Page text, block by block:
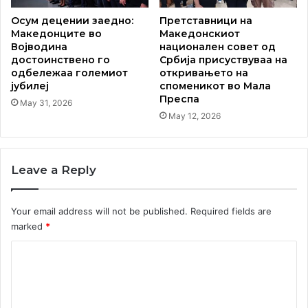
-Македонскиот Американец Стојан Христов, кој
емигрирал во САД во 1911 година, бил американски
автор, новинар, разузнавач од Втората светска војна и
претставник на државата Вермонт (1961–1962),
(1963–1972) и ја напиша книгата „Ова е мојата земја“,
која беше омилена на претседателот Френклин Д.
меѓународен адвокат кој служеше како правен
советник на многу британски и ирски владини
Осум децении заедно:
Македонците во
Војводина
достоинствено го
одбележаа големиот
јубилеј
May 31, 2026
Претставници на
Македонскиот
национален совет од
Србија присуствуваа на
откривањето на
споменикот во Мала
Преспа
May 12, 2026
Leave a Reply
Your email address will not be published. Required fields are
marked *